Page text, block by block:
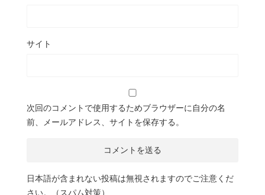
サイト
次回のコメントで使用するためブラウザーに自分の名
前、メールアドレス、サイトを保存する。
日本語が含まれない投稿は無視されますのでご注意くだ
さい。（スパム対策）